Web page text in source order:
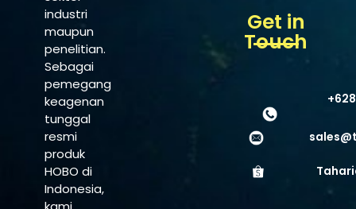
industri
maupun
penelitian.
Sebagai
pemegang
keagenan
tunggal
resmi
produk
HOBO di
Indonesia,
Get in
Touch